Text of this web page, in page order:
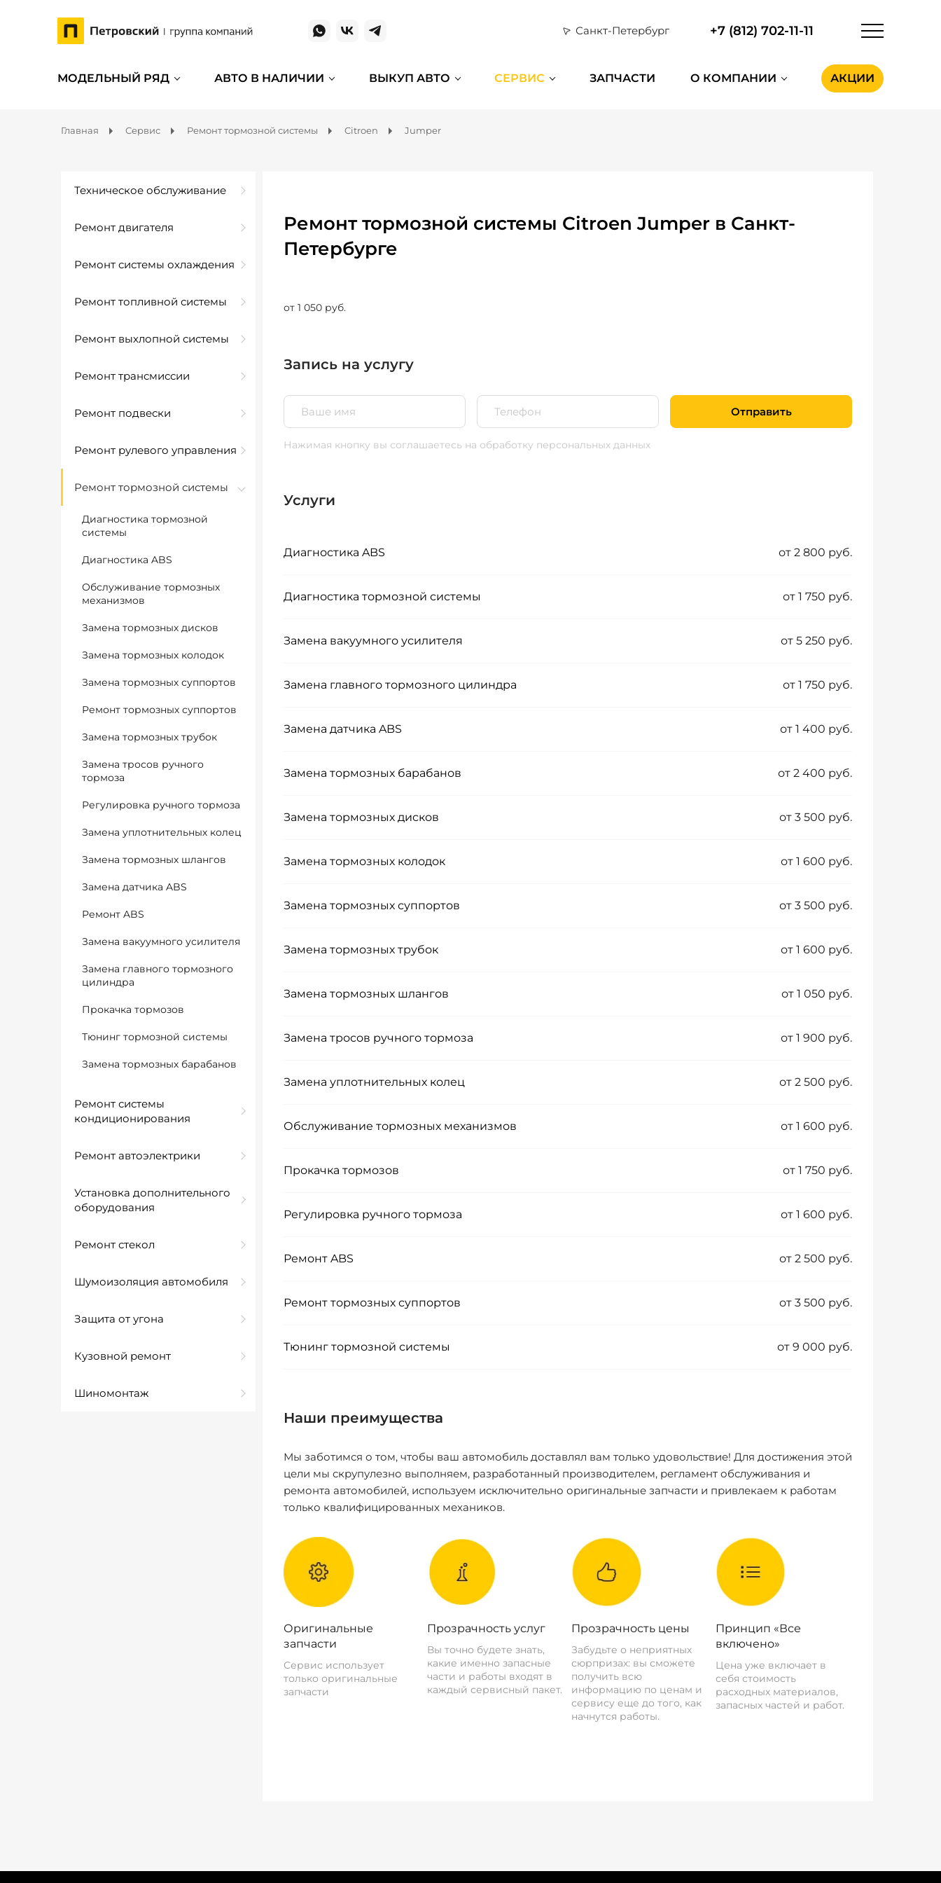
Санкт-Петербург +7 (812) 702-11-11
МОДЕЛЬНЫЙ РЯД АВТО В НАЛИЧИИ ВЫКУП АВТО СЕРВИС ЗАПЧАСТИ О КОМПАНИИ АКЦИИ
Главная Сервис Ремонт тормозной системы Citroen Jumper
Техническое обслуживание
Ремонт двигателя
Ремонт системы охлаждения
Ремонт топливной системы
Ремонт выхлопной системы
Ремонт трансмиссии
Ремонт подвески
Ремонт рулевого управления
Ремонт тормозной системы
Диагностика тормозной
системы
Диагностика ABS
Обслуживание тормозных
механизмов
Замена тормозных дисков
Замена тормозных колодок
Замена тормозных суппортов
Ремонт тормозных суппортов
Замена тормозных трубок
Замена тросов ручного
тормоза
Регулировка ручного тормоза
Замена уплотнительных колец
Замена тормозных шлангов
Замена датчика ABS
Ремонт ABS
Замена вакуумного усилителя
Замена главного тормозного
цилиндра
Прокачка тормозов
Тюнинг тормозной системы
Замена тормозных барабанов
Ремонт системы
кондиционирования
Ремонт автоэлектрики
Установка дополнительного
оборудования
Ремонт стекол
Шумоизоляция автомобиля
Защита от угона
Кузовной ремонт
Шиномонтаж
Ремонт тормозной системы Citroen Jumper в Санкт-
Петербурге
от 1 050 руб.
Запись на услугу
Отправить
Нажимая кнопку вы соглашаетесь на обработку персональных данных
Услуги
Диагностика ABS от 2 800 руб.
Диагностика тормозной системы от 1 750 руб.
Замена вакуумного усилителя от 5 250 руб.
Замена главного тормозного цилиндра от 1 750 руб.
Замена датчика ABS от 1 400 руб.
Замена тормозных барабанов от 2 400 руб.
Замена тормозных дисков от 3 500 руб.
Замена тормозных колодок от 1 600 руб.
Замена тормозных суппортов от 3 500 руб.
Замена тормозных трубок от 1 600 руб.
Замена тормозных шлангов от 1 050 руб.
Замена тросов ручного тормоза от 1 900 руб.
Замена уплотнительных колец от 2 500 руб.
Обслуживание тормозных механизмов от 1 600 руб.
Прокачка тормозов от 1 750 руб.
Регулировка ручного тормоза от 1 600 руб.
Ремонт ABS от 2 500 руб.
Ремонт тормозных суппортов от 3 500 руб.
Тюнинг тормозной системы от 9 000 руб.
Наши преимущества
Мы заботимся о том, чтобы ваш автомобиль доставлял вам только удовольствие! Для достижения этой
цели мы скрупулезно выполняем, разработанный производителем, регламент обслуживания и
ремонта автомобилей, используем исключительно оригинальные запчасти и привлекаем к работам
только квалифицированных механиков.
Оригинальные
запчасти
Сервис использует
только оригинальные
запчасти
Прозрачность услуг
Вы точно будете знать,
какие именно запасные
части и работы входят в
каждый сервисный пакет.
Прозрачность цены
Забудьте о неприятных
сюрпризах: вы сможете
получить всю
информацию по ценам и
сервису еще до того, как
начнутся работы.
Принцип «Все
включено»
Цена уже включает в
себя стоимость
расходных материалов,
запасных частей и работ.